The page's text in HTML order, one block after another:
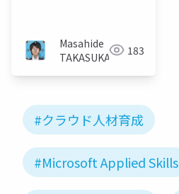
話
Masahide
TAKASUKA
183
#クラウド人材育成
#Microsoft Applied Skills